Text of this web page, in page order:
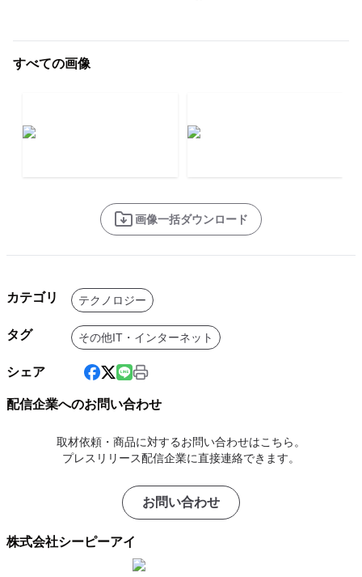
すべての画像
画像一括ダウンロード
カテゴリ テクノロジー
タグ その他IT・インターネット
シェア
配信企業へのお問い合わせ
取材依頼・商品に対するお問い合わせはこちら。
プレスリリース配信企業に直接連絡できます。
お問い合わせ
株式会社シーピーアイ